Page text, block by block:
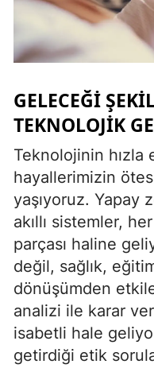
GELECEĞI
TEKNOLOJIK
Teknolojinin hızla
hayallerimizin
yaşıyoruz. Yapay
akıllı sistemler,
parçası haline
değil, sağlık,
dönüşümden
analizi ile karar
isabetli hale
getirdiği etik